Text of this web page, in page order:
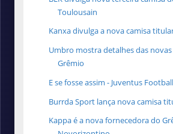
Toulousain
Kanxa divulga a nova camisa
Umbro mostra detalhes das novas
Grêmio
E se fosse assim - Juventus
Burrda Sport lança nova camisa
Kappa é a nova fornecedora do